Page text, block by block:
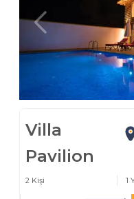
Villa
Pavilion
2 Kişi 1